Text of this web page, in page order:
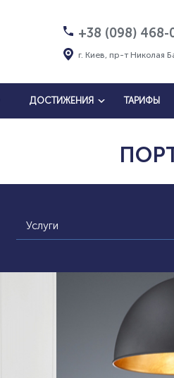
+38 (098) 468-
г. Киев, пр-т Николая
ДОСТИЖЕНИЯ ТАРИФЫ
Услуги